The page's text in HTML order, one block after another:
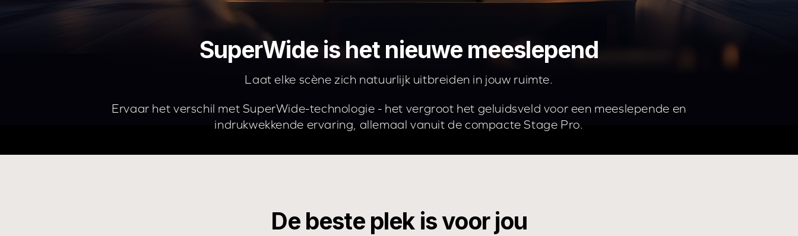
SuperWide is het nieuwe meeslepend
Laat elke scène zich natuurlijk uitbreiden in jouw ruimte.
Ervaar het verschil met SuperWide-technologie - het vergroot het geluidsveld voor een meeslepende en
indrukwekkende ervaring, allemaal vanuit de compacte Stage Pro.
De beste plek is voor jou